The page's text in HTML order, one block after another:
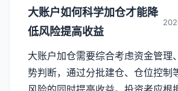
分
类
【分
批
大账户如何科学加仓才能降
低风险提高收益
大账户加仓需要综合考虑资金管理
势判断，通过分批建仓、仓位控制